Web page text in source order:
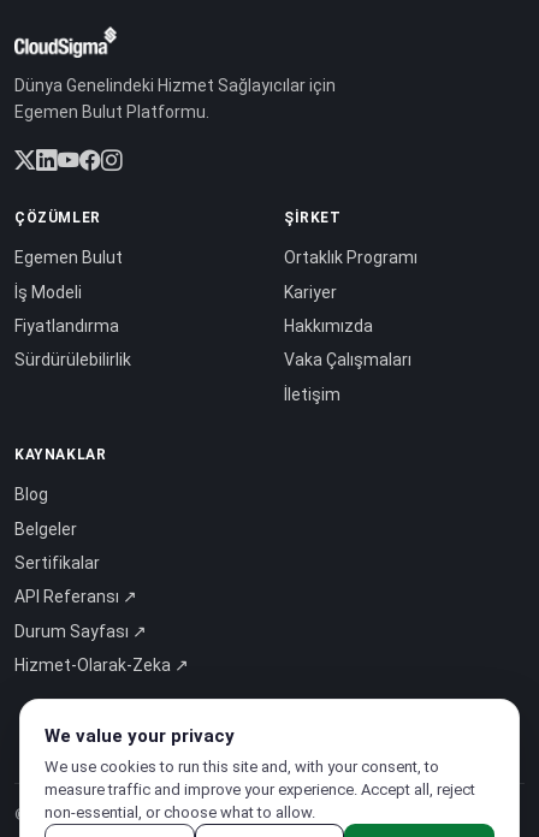
Dünya Genelindeki Hizmet Sağlayıcılar için
Egemen Bulut Platformu.
ÇÖZÜMLER
Egemen Bulut
İş Modeli
Fiyatlandırma
Sürdürülebilirlik
ŞIRKET
Ortaklık Programı
Kariyer
Hakkımızda
Vaka Çalışmaları
İletişim
KAYNAKLAR
Blog
Belgeler
Sertifikalar
API Referansı ↗
Durum Sayfası ↗
Hizmet-Olarak-Zeka ↗
© 2026 CloudSigma Holding AG.Tüm hakları saklıdır
We value your privacy
We use cookies to run this site and, with your consent, to
measure traffic and improve your experience. Accept all, reject
non-essential, or choose what to allow.